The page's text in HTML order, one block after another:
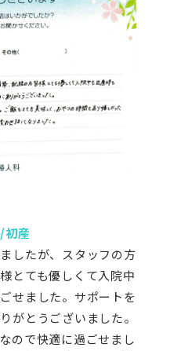
初産
したが、スタッフの方
とても優しくて入院中
せました。サポートを
がとうございました。
ので快適に過ごせまし